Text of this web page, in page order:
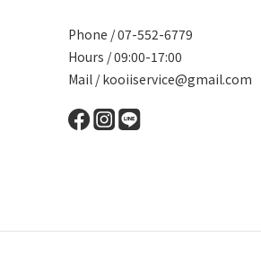
Phone / 07-552-6779
Hours / 09:00-17:00
Mail / kooiiservice@gmail.com